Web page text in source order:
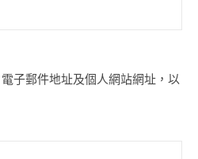
子郵件地址及個人網站網址，以